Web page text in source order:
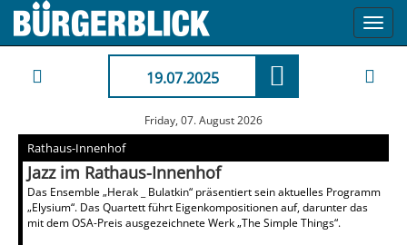
19.07.2025
Friday, 07. August 2026
Rathaus-Innenhof
Jazz im Rathaus-Innenhof
Das Ensemble „Herak _ Bulatkin“ präsentiert sein aktuelles Programm
„Elysium“. Das Quartett führt Eigenkompositionen auf, darunter das
mit dem OSA-Preis ausgezeichnete Werk „The Simple Things“.